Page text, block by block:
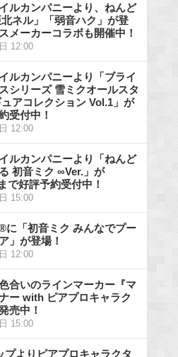
ルカンパニーより、ねんど
ネル」「弱音ハク」が登
メーカーコラボも開催中！
12:00
ルカンパニーより「ブライ
シリーズ 雪ミクオールスタ
アコレクション Vol.1」が
受付中！
12:00
ルカンパニーより「ねんど
初音ミク ∞Ver.」が
で好評予約受付中！
15:00
に「初音ミク みんなでプー
」が登場！
12:00
合いのラインマーカー『マ
ー with ピアプロキャラク
売中！
15:00
プよりピアプロキャラクタ